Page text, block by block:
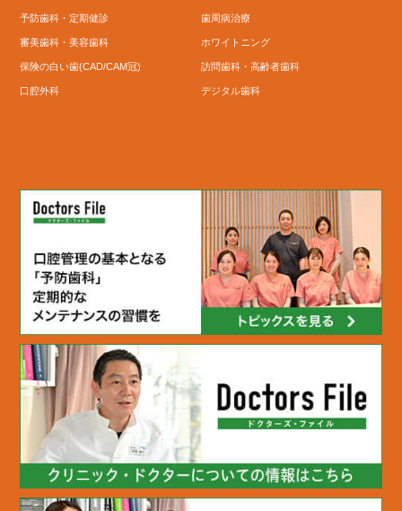
予防歯科・定期健診
審美歯科・美容歯科
保険の白い歯(CAD/CAM冠)
口腔外科
歯周病治療
ホワイトニング
訪問歯科・高齢者歯科
デジタル歯科